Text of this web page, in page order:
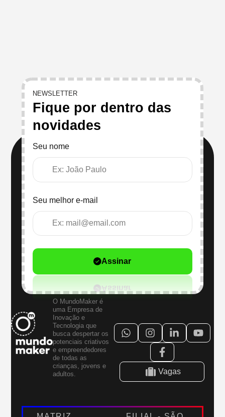
NEWSLETTER
Fique por dentro das
novidades
Seu nome
Seu melhor e-mail
Assinar
O MundoMaker é
uma Empresa de
Inovação e
Tecnologia que
busca despertar os
potenciais criativos
e empreendedores
de todas as
crianças, jovens e
adultos.
Vagas